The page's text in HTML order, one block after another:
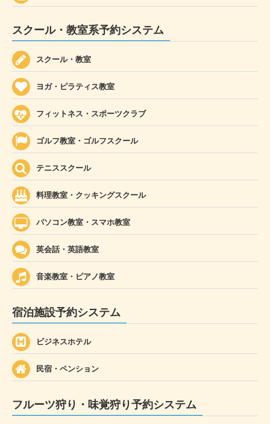
スクール・教室系予約システム
スクール・教室
ヨガ・ピラティス教室
フィットネス・スポーツクラブ
ゴルフ教室・ゴルフスクール
テニススクール
料理教室・クッキングスクール
パソコン教室・スマホ教室
英会話・英語教室
音楽教室・ピアノ教室
宿泊施設予約システム
ビジネスホテル
民宿・ペンション
フルーツ狩り・味覚狩り予約システム